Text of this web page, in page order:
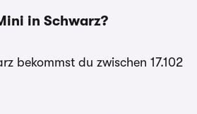
in Schwarz?
bekommst du zwischen 17.102